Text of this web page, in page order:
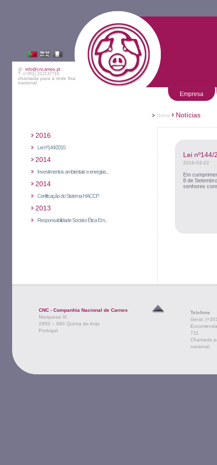
@: info@cncarnes.pt
T: (+351) 212137710
chamada para a rede fixa
nacional
Empresa
Home Notícias
2016
Lei nº144/2015
2014
Investimentos ambientais e energias...
2014
Certificação do Sistema HACCP
2013
Responsabilidade Social e Ética Em...
Lei nº144/
2016-03-22
Em
8 de
senhores
CNC - Companhia Nacional de Carnes
Marquesa III
2950 – 680 Quinta do Anjo
Portugal
Telefone
Geral:
711
Chamada
nacional.